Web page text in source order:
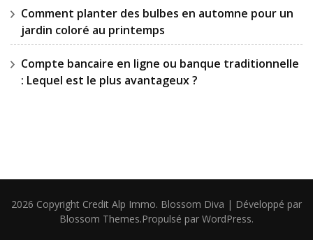
Comment planter des bulbes en automne pour un
jardin coloré au printemps
Compte bancaire en ligne ou banque traditionnelle
: Lequel est le plus avantageux ?
2026 Copyright Credit Alp Immo. Blossom Diva | Développé par
Blossom Themes.Propulsé par WordPress.